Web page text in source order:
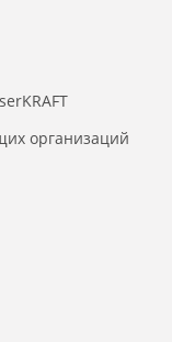
организаций